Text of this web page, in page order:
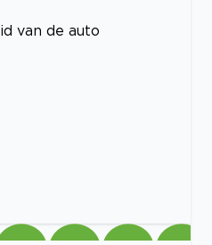
van de auto